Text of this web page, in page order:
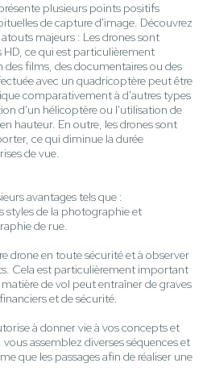
plusieurs points positifs
de capture d'image. Découvrez
majeurs : Les drones sont
ce qui est particulièrement
des films, des documentaires ou des
avec un quadricoptère peut être
comparativement à d'autres types
d'un hélicoptère ou l'utilisation de
hauteur. En outre, les drones sont
ce qui diminue la durée
de vue.
avantages tels que :
styles de la photographie et
de rue.
drone en toute sécurité et à observer
Cela est particulièrement important
de vol peut entraîner de graves
et de sécurité.
à donner vie à vos concepts et
vous assemblez diverses séquences et
que les passages afin de réaliser une